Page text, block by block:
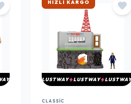
HIZLI KARGO
LUSTWAY LUSTWAY
CLASSIC